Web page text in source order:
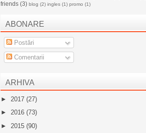
friends (3) blog (2) ingles (1) promo (1)
ABONARE
Postări
Comentarii
ARHIVA
► 2017 (27)
► 2016 (73)
► 2015 (90)